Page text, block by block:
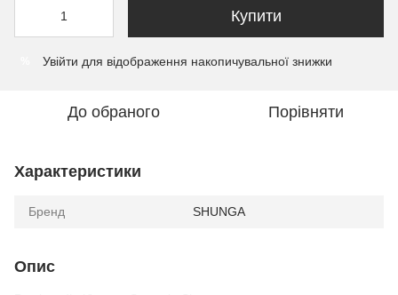
Купити
Увійти для відображення накопичувальної знижки
До обраного Порівняти
Характеристики
Бренд SHUNGA
Опис